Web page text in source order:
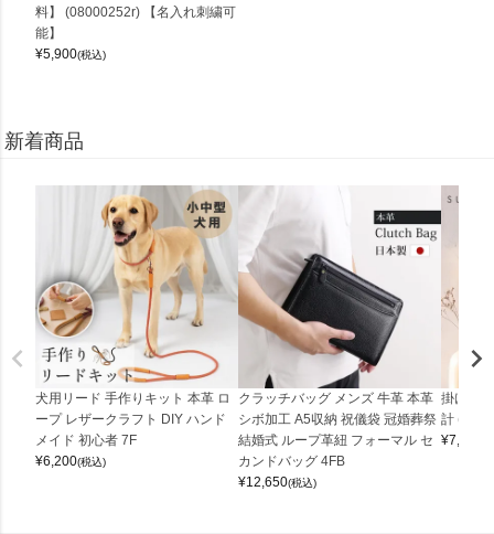
料】 (08000252r) 【名入れ刺繍可
能】
¥5,900(税込)
新着商品
犬用リード 手作りキット 本革 ロ
ープ レザークラフト DIY ハンド
メイド 初心者 7F
¥6,200(税込)
クラッチバッグ メンズ 牛革 本革
シボ加工 A5収納 祝儀袋 冠婚葬祭
結婚式 ループ革紐 フォーマル セ
カンドバッグ 4FB
¥12,650(税込)
掛け時
計
¥7,150